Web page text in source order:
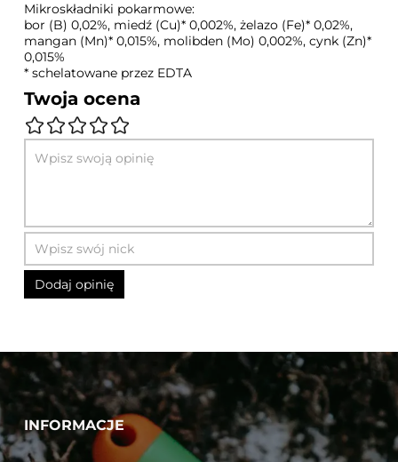
Mikroskładniki pokarmowe:
bor (B) 0,02%, miedź (Cu)* 0,002%, żelazo (Fe)* 0,02%,
mangan (Mn)* 0,015%, molibden (Mo) 0,002%, cynk (Zn)*
0,015%
* schelatowane przez EDTA
Twoja ocena
INFORMACJE